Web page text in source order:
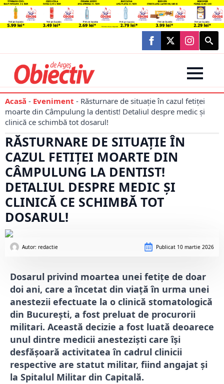
Search
for:
Acasă - Eveniment - Răsturnare de situație în cazul fetiței
moarte din Câmpulung la dentist! Detaliul despre medic și
clinică ce schimbă tot dosarul!
RĂSTURNARE DE SITUAȚIE ÎN
CAZUL FETIȚEI MOARTE DIN
CÂMPULUNG LA DENTIST!
DETALIUL DESPRE MEDIC ȘI
CLINICĂ CE SCHIMBĂ TOT
DOSARUL!
Autor: redactie Publicat 10 martie 2026
Dosarul privind moartea unei fetițe de doar
doi ani, care a încetat din viață în urma unei
anestezii efectuate la o clinică stomatologică
din București, a fost preluat de procurorii
militari. Această decizie a fost luată deoarece
unul dintre medicii anesteziști care își
desfășoară activitatea în cadrul clinicii
respective are statut militar, fiind angajat și
la Spitalul Militar din Capitală.